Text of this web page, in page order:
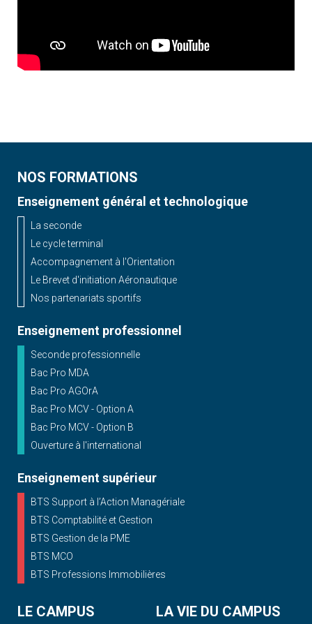
NOS FORMATIONS
Enseignement général et technologique
La seconde
Le cycle terminal
Accompagnement à l'Orientation
Le Brevet d'initiation Aéronautique
Nos partenariats sportifs
Enseignement professionnel
Seconde professionnelle
Bac Pro MDA
Bac Pro AGOrA
Bac Pro MCV - Option A
Bac Pro MCV - Option B
Ouverture à l'international
Enseignement supérieur
BTS Support à l’Action Managériale
BTS Comptabilité et Gestion
BTS Gestion de la PME
BTS MCO
BTS Professions Immobilières
LE CAMPUS LA VIE DU CAMPUS